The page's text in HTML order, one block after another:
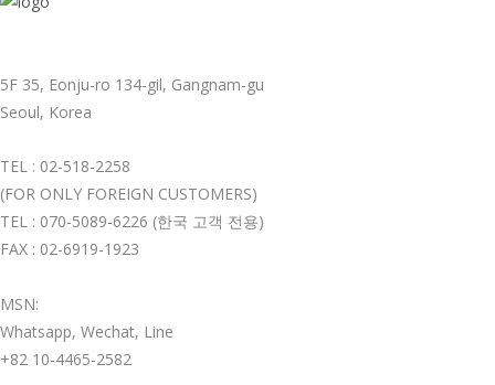
5F 35, Eonju-ro 134-gil, Gangnam-gu
Seoul, Korea
TEL : 02-518-2258
(FOR ONLY FOREIGN CUSTOMERS)
TEL : 070-5089-6226 (한국 고객 전용)
FAX : 02-6919-1923
MSN:
Whatsapp, Wechat, Line
+82 10-4465-2582